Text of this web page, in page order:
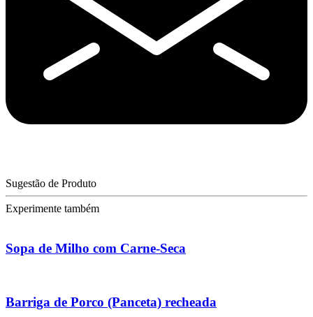
Sugestão de Produto
Experimente também
Sopa de Milho com Carne-Seca
Barriga de Porco (Panceta) recheada